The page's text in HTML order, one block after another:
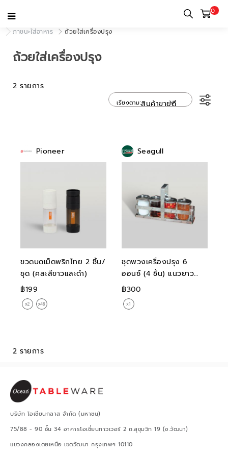
0
หน้าแรก
ภาชนะใส่อาหาร
ถ้วยใส่เครื่องปรุง
ถ้วยใส่เครื่องปรุง
2 รายการ
เรียงตามสินค้าขายดี
Pioneer
ขวดบดเม็ดพริกไทย 2 ชิ้น/
ชุด (คละสีขาวและดำ)
฿199
Seagull
ชุดพวงเครื่องปรุง 6
ออนซ์ (4 ชิ้น) แนวยาว
จรวด
฿300
2 รายการ
บริษัท โอเชียนกลาส จำกัด (มหาชน)
75/88 - 90 ชั้น 34 อาคารโอเชี่ยนทาวเวอร์ 2 ถ.สุขุมวิท 19 (ซ.วัฒนา)
แขวงคลองเตยเหนือ เขตวัฒนา กรุงเทพฯ 10110